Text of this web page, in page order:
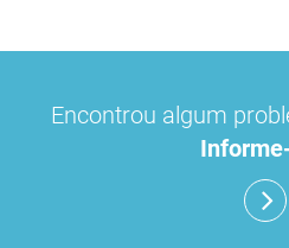
Encontrou algum